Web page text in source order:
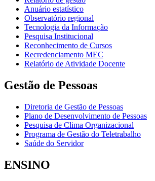
Anuário estatístico
Observatório regional
Tecnologia da Informação
Pesquisa Institucional
Reconhecimento de Cursos
Recredenciamento MEC
Relatório de Atividade Docente
Gestão de Pessoas
Diretoria de Gestão de Pessoas
Plano de Desenvolvimento de Pessoas
Pesquisa de Clima Organizacional
Programa de Gestão do Teletrabalho
Saúde do Servidor
ENSINO